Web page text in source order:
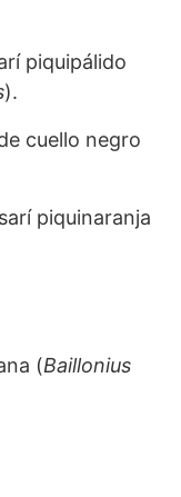
piquipálido
).
cuello negro
piquinaranja
(Baillonius